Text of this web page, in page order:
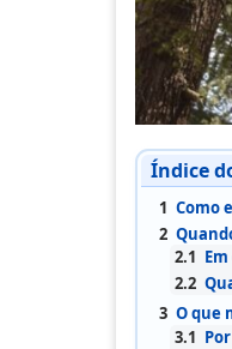
Índice
1 Como
2
2.1
2.2
3 O que
3.1